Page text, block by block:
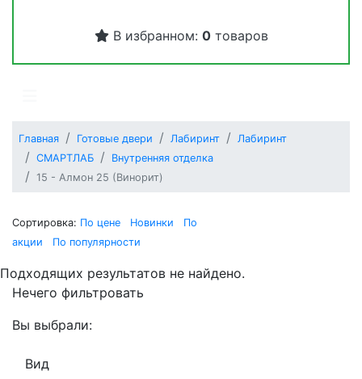
В избранном: 0товаров
Главная Готовые двери Лабиринт
Лабиринт
СМАРТЛАБ
Внутренняя отделка
15 - Алмон 25 (Винорит)
Сортировка: По цене Новинки
По
акции
По популярности
Подходящих результатов не найдено.
Нечего фильтровать
Вы выбрали:
Вид